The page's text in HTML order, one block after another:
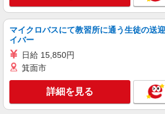
派遣社員 紹介予定派遣
株式会社シエロ
人気機種に詳しくなれ
時給1500円〜 ※残
5200〜11400円/月支給
給 ※入社後獲得も対象 【役割手当】 CSA（チ
ーフセールスアドバイザ
円/月支給 ゜+゜・。○。・゜+゜・。○。・゜+゜
キープ
マイクロバスにて教習所に通う生徒の送
イバー
日給 15,850円
箕面市
詳細を見る